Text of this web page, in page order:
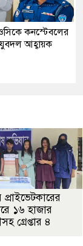
কনস্টেবলের
আহ্বায়ক
১৬ হাজার
গ্রেপ্তার ৪